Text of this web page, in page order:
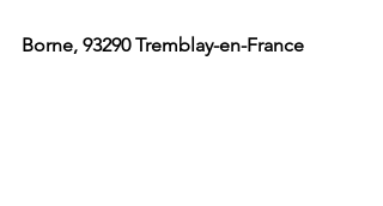
Borne, 93290 Tremblay-en-France